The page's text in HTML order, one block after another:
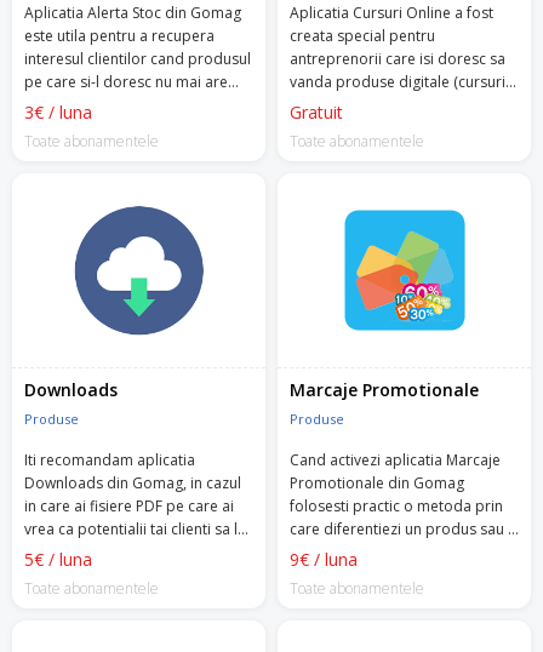
Aplicatia Alerta Stoc din Gomag
este utila pentru a recupera
interesul clientilor cand produsul
pe care si-l doresc nu mai are
stoc.
3€ / luna
Toate abonamentele
Aplicatia Cursuri Online a fost
creata special pentru
antreprenorii care isi doresc sa
vanda produse digitale (cursuri
video, produse PDF).
Gratuit
Toate abonamentele
Downloads
Produse
Iti recomandam aplicatia
Downloads din Gomag, in cazul
in care ai fisiere PDF pe care ai
vrea ca potentialii tai clienti sa le
descarce din pagina de produs.
5€ / luna
Toate abonamentele
Marcaje Promotionale
Produse
Cand activezi aplicatia Marcaje
Promotionale din Gomag
folosesti practic o metoda prin
care diferentiezi un produs sau o
colectie de produse.
9€ / luna
Toate abonamentele